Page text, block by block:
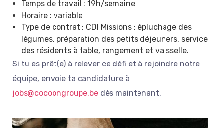
Temps de travail : 19h/semaine
Horaire : variable
Type de contrat : CDI Missions : épluchage des
légumes, préparation des petits déjeuners, service
des résidents à table, rangement et vaisselle.
Si tu es prêt(e) à relever ce défi et à rejoindre notre
équipe, envoie ta candidature à
jobs@cocoongroupe.be dès maintenant.